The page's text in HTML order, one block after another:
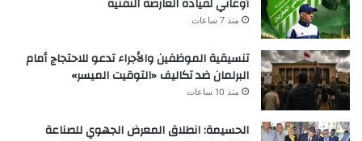
منذ 7 ساعات
تنسيقية الموظفين والأجراء تدعو للاحتجاج أمام
البرلمان ضد تكاليف «التوقيت الميسر»
منذ 10 ساعات
الحسيمة: انطلاق المعرض الجهوي للصناعة